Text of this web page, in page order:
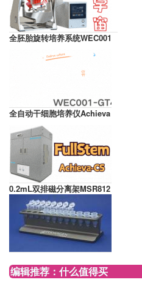
全胚胎旋转培养系统WEC001
全自动干细胞培养仪Achieva
0.2mL双排磁分离架MSR812
编辑推荐：什么值得买